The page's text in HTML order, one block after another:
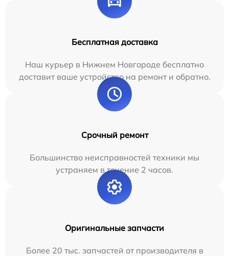
Бесплатная доставка
Наш курьер в Нижнем Новгороде бесплатно
доставит ваше устройство на ремонт и обратно.
Срочный ремонт
Большинство неисправностей техники мы
устраняем в течение 2 часов.
Оригинальные запчасти
Более 20 тыс. запчастей от производителя в